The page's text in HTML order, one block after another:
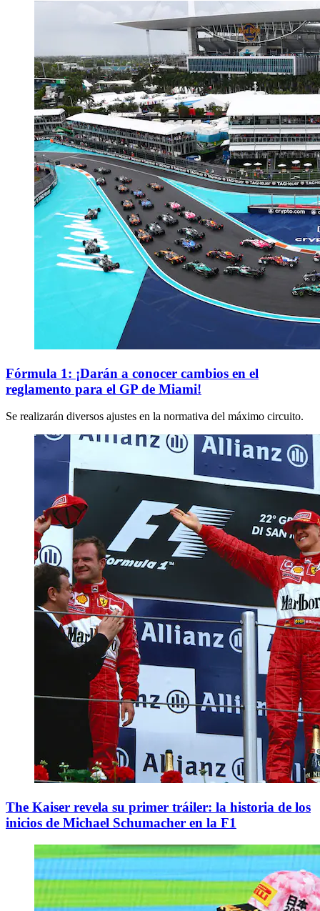
Fórmula 1: ¡Darán a conocer cambios en el
reglamento para el GP de Miami!
Se realizarán diversos ajustes en la normativa del máximo circuito.
The Kaiser revela su primer tráiler: la historia de los
inicios de Michael Schumacher en la F1